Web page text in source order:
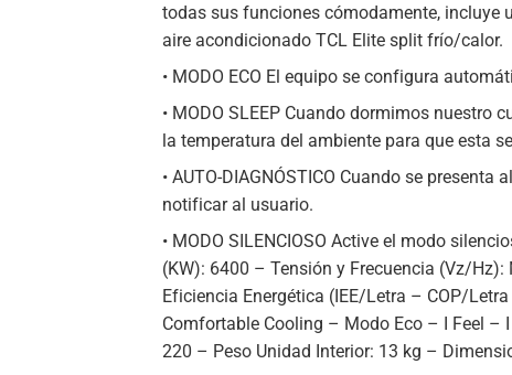
todas sus funciones cómodamente, incluye
aire acondicionado TCL Elite split frío/calor.
• MODO ECO El equipo se configura
• MODO SLEEP Cuando dormimos
la temperatura del ambiente para que esta
• AUTO-DIAGNÓSTICO Cuando se
notificar al usuario.
• MODO SILENCIOSO Active el modo
(KW): 6400 – Tensión y Frecuencia (Vz/
Eficiencia Energética (IEE/Letra – COP/
Comfortable Cooling – Modo Eco – I Feel
220 – Peso Unidad Interior: 13 kg –